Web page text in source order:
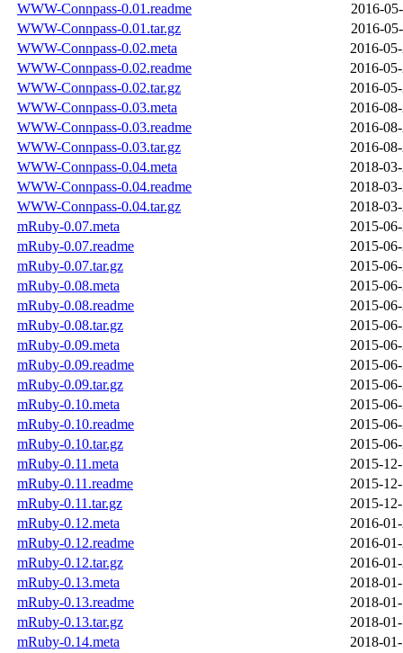
WWW-Connpass-0.01.readme
2016-
WWW-Connpass-0.01.tar.gz
2016-
WWW-Connpass-0.02.meta
2016-
WWW-Connpass-0.02.readme
2016-
WWW-Connpass-0.02.tar.gz
2016-
WWW-Connpass-0.03.meta
2016-
WWW-Connpass-0.03.readme
2016-
WWW-Connpass-0.03.tar.gz
2016-
WWW-Connpass-0.04.meta
2018-
WWW-Connpass-0.04.readme
2018-
WWW-Connpass-0.04.tar.gz
2018-
mRuby-0.07.meta
2015-
mRuby-0.07.readme
2015-
mRuby-0.07.tar.gz
2015-
mRuby-0.08.meta
2015-
mRuby-0.08.readme
2015-
mRuby-0.08.tar.gz
2015-
mRuby-0.09.meta
2015-
mRuby-0.09.readme
2015-
mRuby-0.09.tar.gz
2015-
mRuby-0.10.meta
2015-
mRuby-0.10.readme
2015-
mRuby-0.10.tar.gz
2015-
mRuby-0.11.meta
2015-
mRuby-0.11.readme
2015-
mRuby-0.11.tar.gz
2015-
mRuby-0.12.meta
2016-
mRuby-0.12.readme
2016-
mRuby-0.12.tar.gz
2016-
mRuby-0.13.meta
2018-
mRuby-0.13.readme
2018-
mRuby-0.13.tar.gz
2018-
mRuby-0.14.meta
2018-